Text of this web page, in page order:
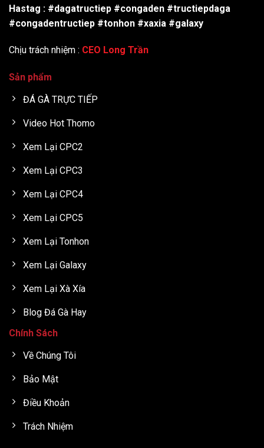
Hastag : #dagatructiep #congaden #tructiepdaga
#congadentructiep #tonhon #xaxia #galaxy
Chịu trách nhiệm : CEO Long Trần
Sản phẩm
ĐÁ GÀ TRỰC TIẾP
Video Hot Thomo
Xem Lại CPC2
Xem Lại CPC3
Xem Lại CPC4
Xem Lại CPC5
Xem Lại Tonhon
Xem Lại Galaxy
Xem Lại Xà Xía
Blog Đá Gà Hay
Chính Sách
Về Chúng Tôi
Bảo Mật
Điều Khoản
Trách Nhiệm